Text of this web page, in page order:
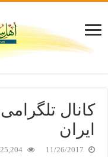
کانال
ایران
11/26/2017 25,204 نمایش